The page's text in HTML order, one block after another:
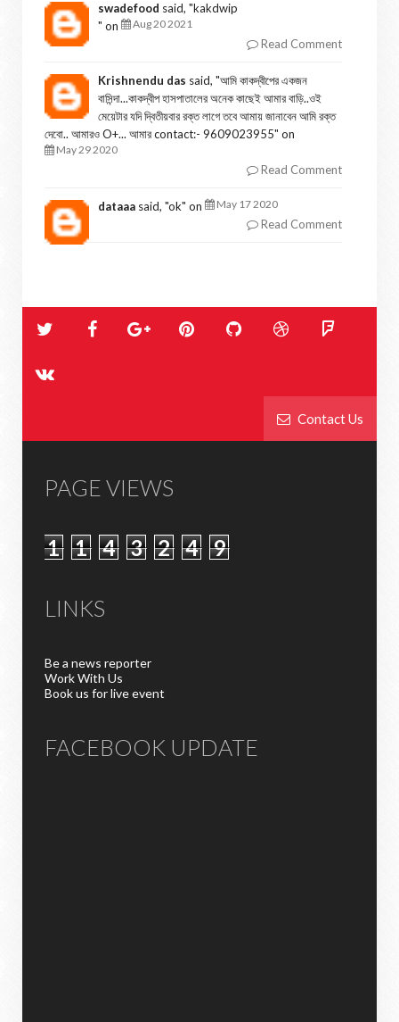
swadefood said, "kakdwip
" on
Aug 20 2021
Read Comment
Krishnendu das said, "আমি কাকদ্বীপের একজন
বাসিন্দা...কাকদ্বীপ হাসপাতালের অনেক কাছেই আমার বাড়ি..ওই
মেয়েটার যদি দ্বিতীয়বার রক্ত লাগে তবে আমায় জানাবেন আমি রক্ত
দেবো.. আমারও O+... আমার contact:- 9609023955" on
May 29 2020
Read Comment
dataaa said, "ok" on May 17 2020
Read Comment
Contact Us
PAGE VIEWS
1 1 4 3 2 4 9
LINKS
Be a news reporter
Work With Us
Book us for live event
FACEBOOK UPDATE